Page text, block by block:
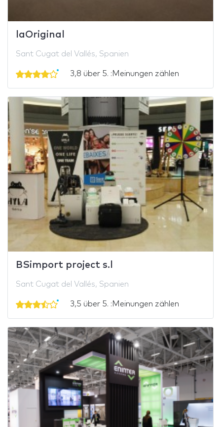
laOriginal
Sant Cugat del Vallés, Spanien
3,8 über 5. :Meinungen zählen
BSimport project s.l
Sant Cugat del Vallés, Spanien
3,5 über 5. :Meinungen zählen